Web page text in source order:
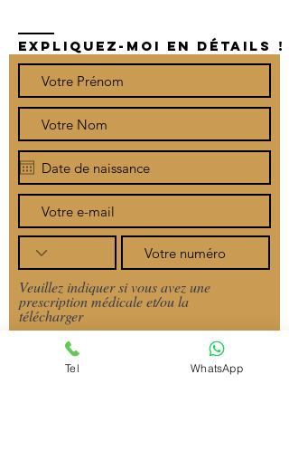
EXPLIQUEZ-MOI EN DÉTAILS !
Veuillez indiquer si vous avez une
prescription médicale et/ou la
télécharger
Tel WhatsApp